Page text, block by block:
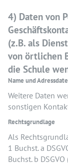
4) Daten von
(z.B. als
von örtlichen
die Schule
Name und
Weitere Daten
sonstigen
Rechtsgrundlage
Als
1 Buchst. a
Buchst. b